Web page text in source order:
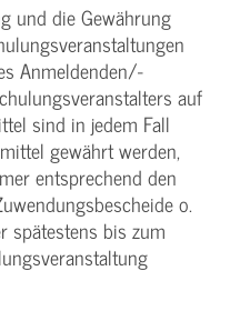
und die Gewährung
Anmeldenden/­
auf
sind in jedem Fall
gewährt werden,
entsprechend den
o.
spätestens bis zum